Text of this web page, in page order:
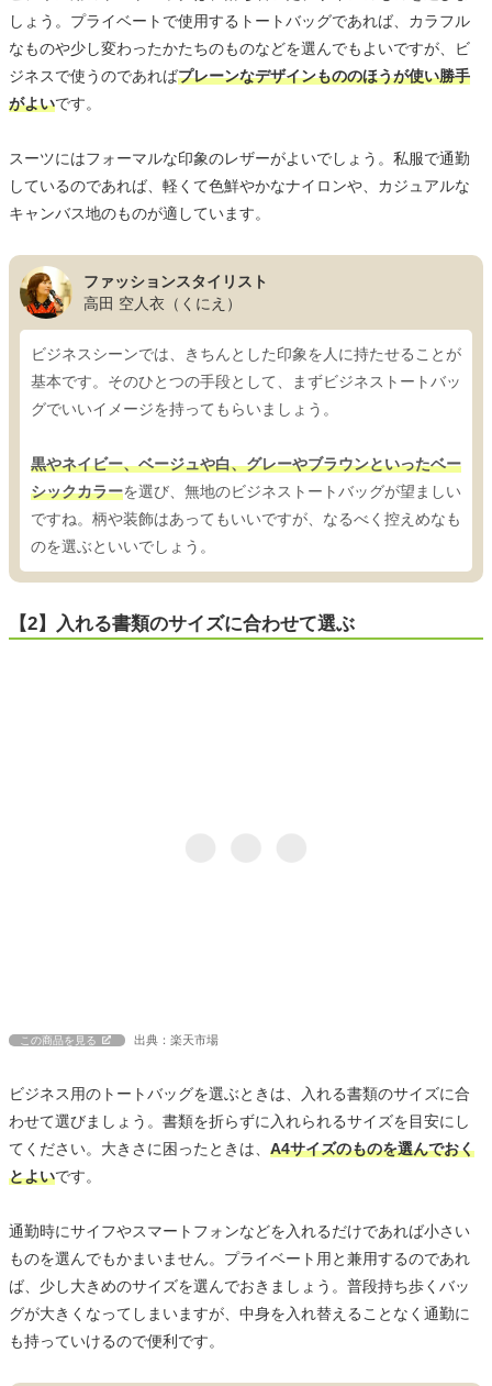
しょう。プライベートで使用するトートバッグであれば、カラフル
なものや少し変わったかたちのものなどを選んでもよいですが、ビ
ジネスで使うのであればプレーンなデザインもののほうが使い勝手
がよいです。
スーツにはフォーマルな印象のレザーがよいでしょう。私服で通勤
しているのであれば、軽くて色鮮やかなナイロンや、カジュアルな
キャンバス地のものが適しています。
ファッションスタイリスト
高田 空人衣（くにえ）
ビジネスシーンでは、きちんとした印象を人に持たせることが
基本です。そのひとつの手段として、まずビジネストートバッ
グでいいイメージを持ってもらいましょう。
黒やネイビー、ベージュや白、グレーやブラウンといったベー
シックカラーを選び、無地のビジネストートバッグが望ましい
ですね。柄や装飾はあってもいいですが、なるべく控えめなも
のを選ぶといいでしょう。
【2】入れる書類のサイズに合わせて選ぶ
この商品を見る 出典：楽天市場
ビジネス用のトートバッグを選ぶときは、入れる書類のサイズに合
わせて選びましょう。書類を折らずに入れられるサイズを目安にし
てください。大きさに困ったときは、 A4サイズのものを選んでおく
とよいです。
通勤時にサイフやスマートフォンなどを入れるだけであれば小さい
ものを選んでもかまいません。プライベート用と兼用するのであれ
ば、少し大きめのサイズを選んでおきましょう。普段持ち歩くバッ
グが大きくなってしまいますが、中身を入れ替えることなく通勤に
も持っていけるので便利です。